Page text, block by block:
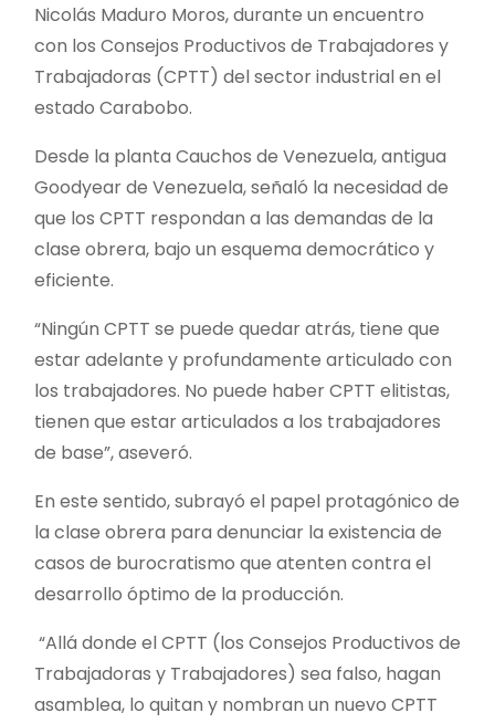
Nicolás Maduro Moros, durante un encuentro
con los Consejos Productivos de Trabajadores y
Trabajadoras (CPTT) del sector industrial en el
estado Carabobo.
Desde la planta Cauchos de Venezuela, antigua
Goodyear de Venezuela, señaló la necesidad de
que los CPTT respondan a las demandas de la
clase obrera, bajo un esquema democrático y
eficiente.
“Ningún CPTT se puede quedar atrás, tiene que
estar adelante y profundamente articulado con
los trabajadores. No puede haber CPTT elitistas,
tienen que estar articulados a los trabajadores
de base”, aseveró.
En este sentido, subrayó el papel protagónico de
la clase obrera para denunciar la existencia de
casos de burocratismo que atenten contra el
desarrollo óptimo de la producción.
“Allá donde el CPTT (los Consejos Productivos de
Trabajadoras y Trabajadores) sea falso, hagan
asamblea, lo quitan y nombran un nuevo CPTT